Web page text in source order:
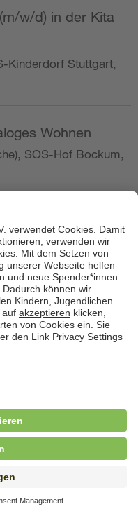
w/d) in der Kita
Kinderdorf Stuttgart,
Wohnen
SOS-Hof Bockum,
(m/w/d) als
Kinderdorf
(25 Std./Wo.), SOS-